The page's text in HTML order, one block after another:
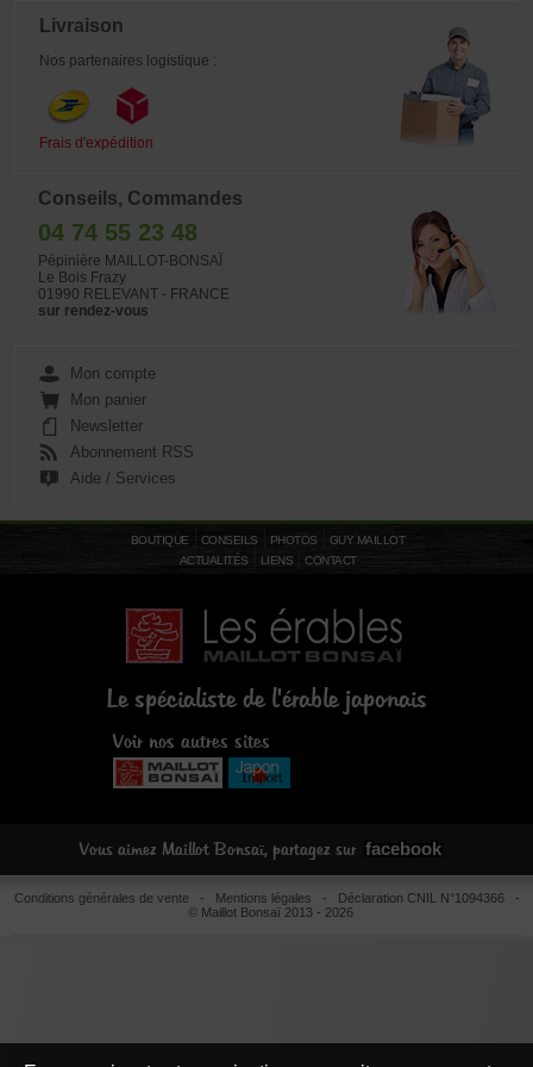
Livraison
Nos partenaires logistique :
Frais d'expédition
Conseils, Commandes
04 74 55 23 48
Pépinière MAILLOT-BONSAÏ
Le Bois Frazy
01990 RELEVANT - FRANCE
sur rendez-vous
Mon compte
Mon panier
Newsletter
Abonnement RSS
Aide / Services
BOUTIQUE CONSEILS PHOTOS
GUY MAILLOT
ACTUALITÉS
LIENS CONTACT
Le spécialiste de l'érable japonais
Voir nos autres sites
Vous aimez Maillot Bonsaï, partagez sur facebook
Conditions générales de vente - Mentions légales - Déclaration CNIL N°1094366 -
© Maillot Bonsaï 2013 - 2026